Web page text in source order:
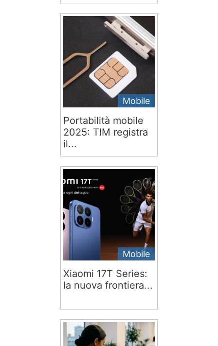
Mobile
Portabilità mobile
2025: TIM registra
il...
Mobile
Xiaomi 17T Series:
la nuova frontiera...